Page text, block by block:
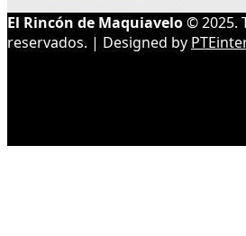
El Rincón de Maquiavelo© 2025.
reservados. | Designed by